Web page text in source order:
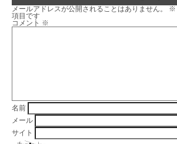
メールアドレスが公開されることはありません。 ※
項目です
コメント ※
名前
メール
サイト